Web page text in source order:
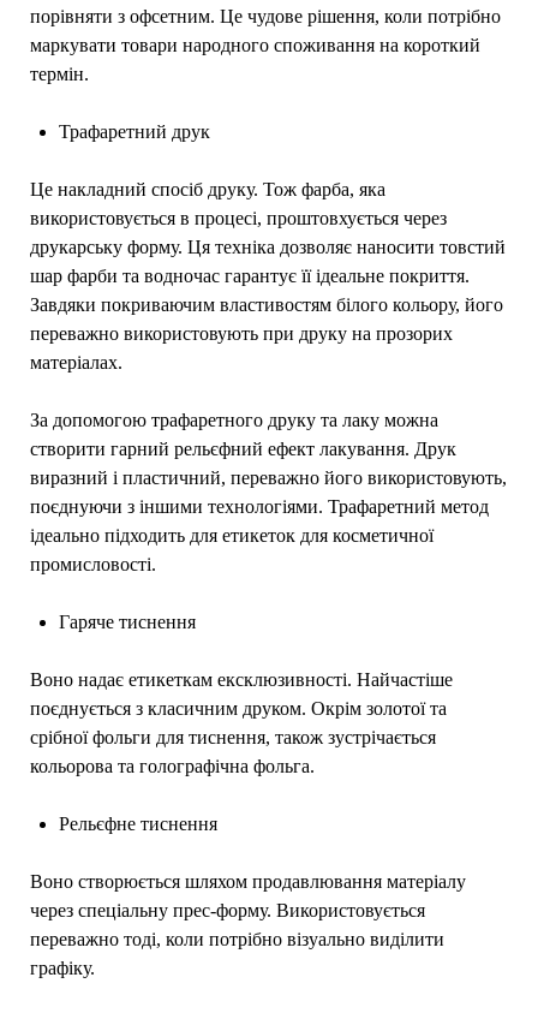
порівняти з офсетним. Це чудове рішення, коли потрібно
маркувати товари народного споживання на короткий
термін.
Трафаретний друк
Це накладний спосіб друку. Тож фарба, яка
використовується в процесі, проштовхується через
друкарську форму. Ця техніка дозволяє наносити товстий
шар фарби та водночас гарантує її ідеальне покриття.
Завдяки покриваючим властивостям білого кольору, його
переважно використовують при друку на прозорих
матеріалах.
За допомогою трафаретного друку та лаку можна
створити гарний рельєфний ефект лакування. Друк
виразний і пластичний, переважно його використовують,
поєднуючи з іншими технологіями. Трафаретний метод
ідеально підходить для етикеток для косметичної
промисловості.
Гаряче тиснення
Воно надає етикеткам ексклюзивності. Найчастіше
поєднується з класичним друком. Окрім золотої та
срібної фольги для тиснення, також зустрічається
кольорова та голографічна фольга.
Рельєфне тиснення
Воно створюється шляхом продавлювання матеріалу
через спеціальну прес-форму. Використовується
переважно тоді, коли потрібно візуально виділити
графіку.